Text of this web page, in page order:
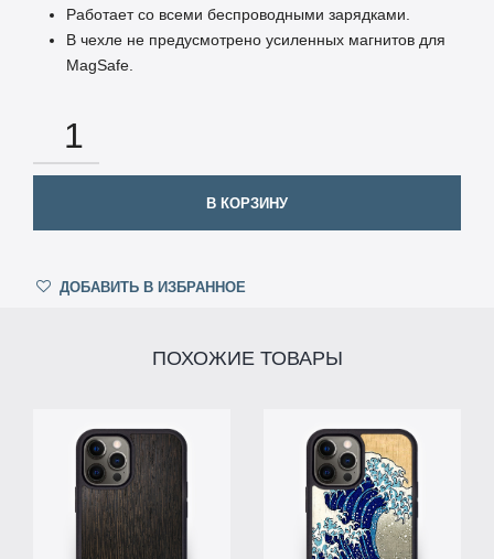
Работает со всеми беспроводными зарядками.
В чехле не предусмотрено усиленных магнитов для
MagSafe.
В КОРЗИНУ
ДОБАВИТЬ В ИЗБРАННОЕ
ПОХОЖИЕ ТОВАРЫ